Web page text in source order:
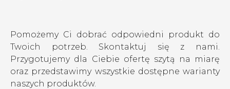
Pomożemy Ci dobrać odpowiedni produkt do
Twoich potrzeb. Skontaktuj się z nami.
Przygotujemy dla Ciebie ofertę szytą na miarę
oraz przedstawimy wszystkie dostępne warianty
naszych produktów.